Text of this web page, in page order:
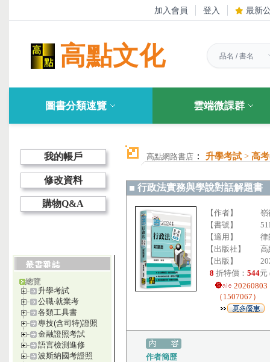
加入會員 登入 最新
高點文化
圖書分類速覽 雲端微課群
我的帳戶
修改資料
購物Q&A
總覽
升學考試
公職‧就業考
各類工具書
專技(含司特)證照
金融證照考試
語言檢測進修
波斯納國考證照
高點網路書店 ： 升學考試 > 高
行政法實務與學說對話解題書
【作者】
【書號】
【適用】
律
【出版社】
高
【出版】
8 折特價： 544元
（1507067）
作者簡歷